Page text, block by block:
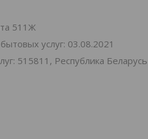
511Ж
услуг: 03.08.2021
515811, Республика Беларусь